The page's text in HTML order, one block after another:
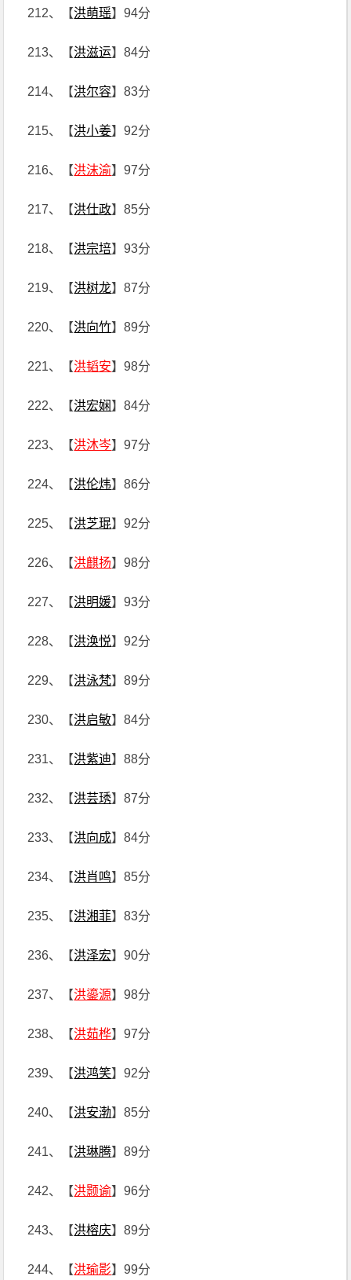
212、【洪萌瑶】94分
213、【洪滋运】84分
214、【洪尔容】83分
215、【洪小姜】92分
216、【洪沫渝】97分
217、【洪仕政】85分
218、【洪宗培】93分
219、【洪树龙】87分
220、【洪向竹】89分
221、【洪韬安】98分
222、【洪宏娴】84分
223、【洪沐岑】97分
224、【洪伦炜】86分
225、【洪芝琨】92分
226、【洪麒扬】98分
227、【洪明媛】93分
228、【洪涣悦】92分
229、【洪泳梵】89分
230、【洪启敏】84分
231、【洪紫迪】88分
232、【洪芸琇】87分
233、【洪向成】84分
234、【洪肖鸣】85分
235、【洪湘菲】83分
236、【洪泽宏】90分
237、【洪鎏源】98分
238、【洪茹桦】97分
239、【洪鸿笑】92分
240、【洪安渤】85分
241、【洪琳腾】89分
242、【洪颢谕】96分
243、【洪榕庆】89分
244、【洪瑜影】99分